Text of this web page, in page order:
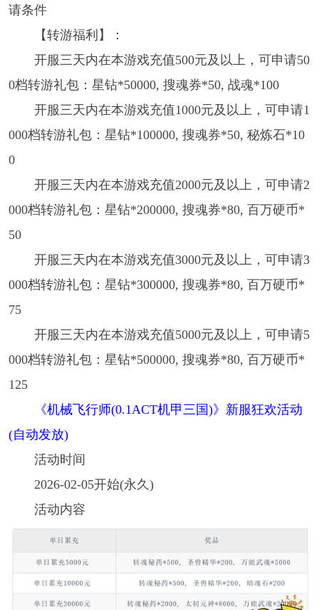
请条件
【转游福利】：
开服三天内在本游戏充值500元及以上，可申请50
0档转游礼包：星钻*50000, 搜魂券*50, 战魂*100
开服三天内在本游戏充值1000元及以上，可申请1
000档转游礼包：星钻*100000, 搜魂券*50, 秘炼石*10
0
开服三天内在本游戏充值2000元及以上，可申请2
000档转游礼包：星钻*200000, 搜魂券*80, 百万硬币*
50
开服三天内在本游戏充值3000元及以上，可申请3
000档转游礼包：星钻*300000, 搜魂券*80, 百万硬币*
75
开服三天内在本游戏充值5000元及以上，可申请5
000档转游礼包：星钻*500000, 搜魂券*80, 百万硬币*
125
《机械飞行师(0.1ACT机甲三国)》新服狂欢活动
(自动发放)
活动时间
2026-02-05开始(永久)
活动内容